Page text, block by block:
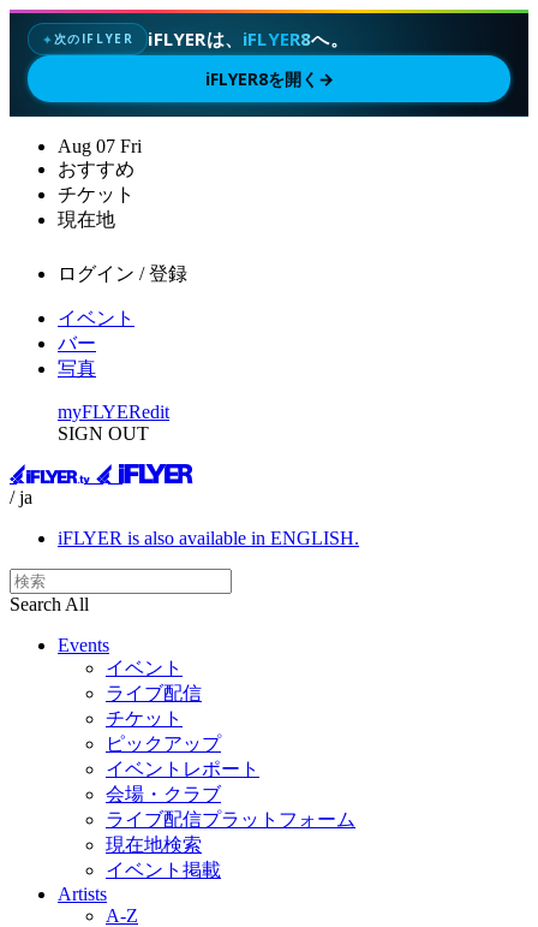
✦次のIFLYER iFLYERは、 iFLYER8へ。
iFLYER8を開く →
Aug 07 Fri
おすすめ
チケット
現在地
ログイン / 登録
イベント
バー
写真
myFLYERedit
SIGN OUT
/ ja
iFLYER is also available in ENGLISH.
Search All
Events
イベント
ライブ配信
チケット
ピックアップ
イベントレポート
会場・クラブ
ライブ配信プラットフォーム
現在地検索
イベント掲載
Artists
A-Z